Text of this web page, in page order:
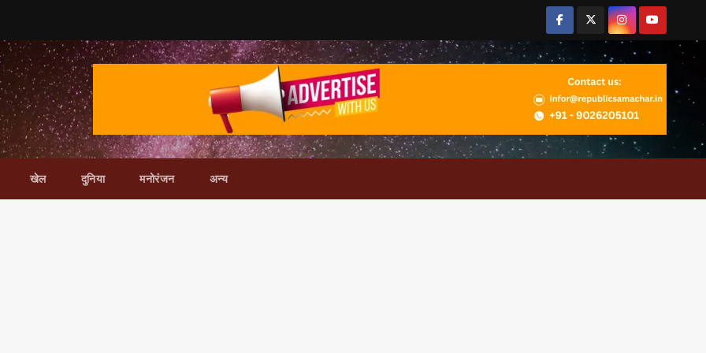
खेल दुनिया मनोरंजन अन्य